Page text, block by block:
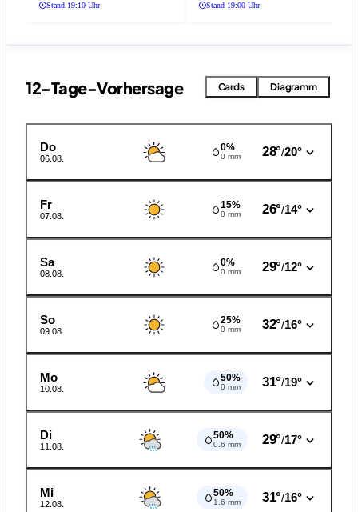
Stand 19:10 Uhr Stand 19:00 Uhr
12-Tage-Vorhersage Cards Diagramm
Do
06.08.
0%
0 mm 28°/20°
Fr
07.08.
15%
0 mm 26°/14°
Sa
08.08.
0%
0 mm 29°/12°
So
09.08.
25%
0 mm 32°/16°
Mo
10.08.
50%
0 mm 31°/19°
Di
11.08.
50%
0.6 mm 29°/17°
Mi
12.08.
50%
1.6 mm 31°/16°